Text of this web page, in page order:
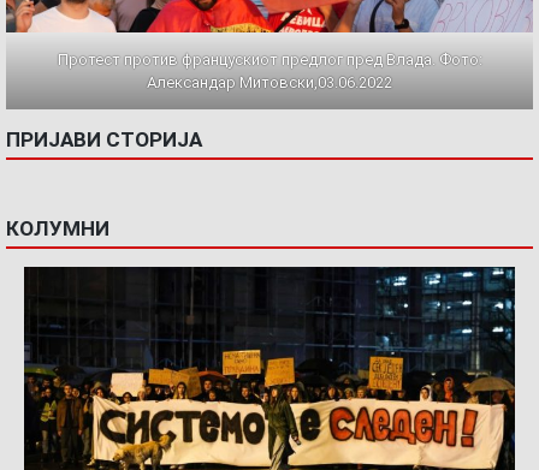
Протест против францускиот предлог пред Влада. Фото:
Александар Митовски,03.06.2022
ПРИЈАВИ СТОРИЈА
КОЛУМНИ